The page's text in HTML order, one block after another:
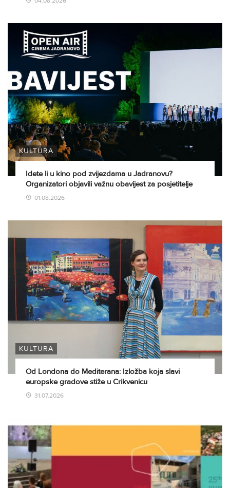
KULTURA
Idete li u kino pod zvijezdama u Jadranovu?
Organizatori objavili važnu obavijest za posjetitelje
01.08.2026
KULTURA
Od Londona do Mediterana: Izložba koja slavi
europske gradove stiže u Crikvenicu
31.07.2026